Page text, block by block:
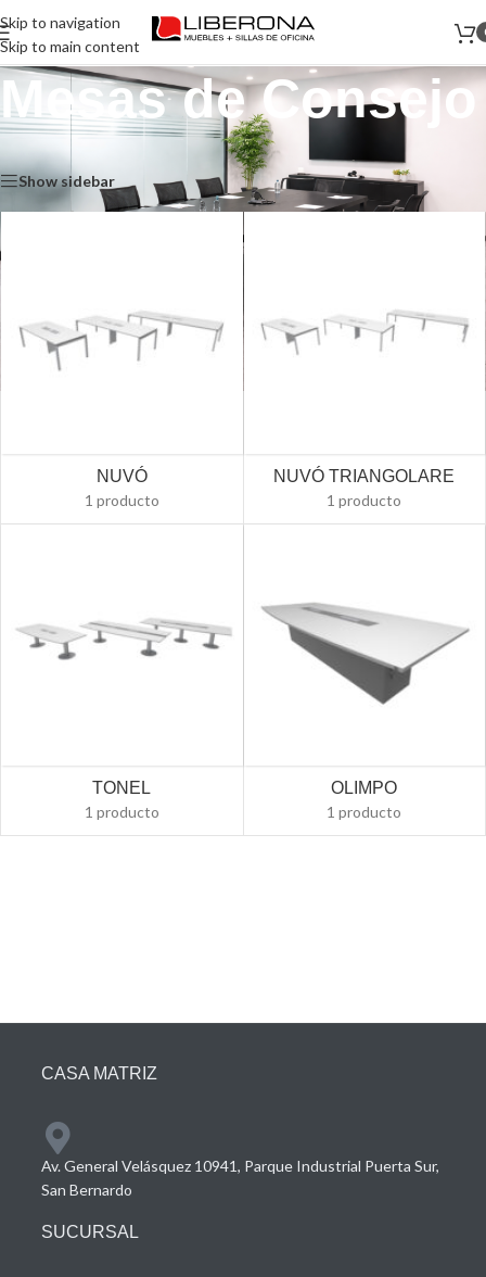
Skip to navigation
Skip to main content
Mesas de Consejo
Mesas de Consejo
Show sidebar
NUVÓ
1 producto
NUVÓ TRIANGOLARE
1 producto
TONEL
1 producto
OLIMPO
1 producto
CASA MATRIZ
Av. General Velásquez 10941, Parque Industrial Puerta Sur,
San Bernardo
SUCURSAL